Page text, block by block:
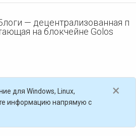
— децентрализованная п
на блокчейне Golos
×
для Windows, Linux,
информацию напрямую с